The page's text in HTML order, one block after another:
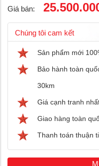
Giá bán:
Chúng tôi cam kết
Sản phẩm mới
Bảo hành toàn
30km
Giá cạnh tranh
Giao hàng toàn
Thanh toán thuận